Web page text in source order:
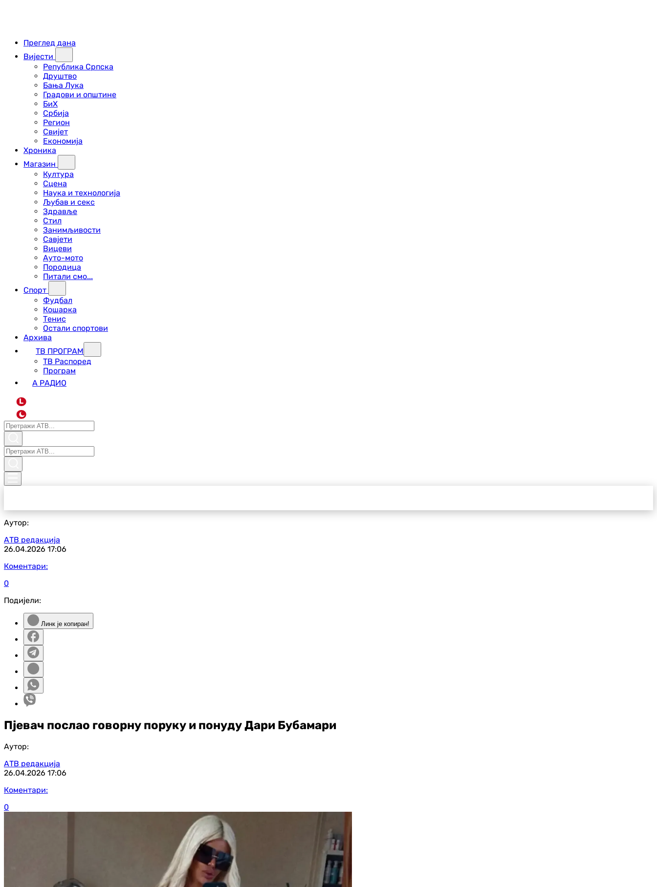
Преглед дана
Вијести
Република Српска
Друштво
Бања Лука
Градови и општине
БиХ
Србија
Регион
Свијет
Економија
Хроника
Магазин
Култура
Сцена
Наука и технологија
Љубав и секс
Здравље
Стил
Занимљивости
Савјети
Вицеви
Ауто-мото
Породица
Питали смо...
Спорт
Фудбал
Кошарка
Тенис
Остали спортови
Архива
ТВ ПРОГРАМ
ТВ Распоред
Програм
А РАДИО
L
Аутор:
АТВ редакција
26.04.2026 17:06
Коментари:
0
Подијели:
Линк је копиран!
Пјевач послао говорну поруку и понуду Дари Бубамари
Аутор:
АТВ редакција
26.04.2026 17:06
Коментари:
0